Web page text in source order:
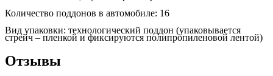
Количество поддонов в автомобиле: 16
Вид упаковки: технологический поддон (упаковывается
стрейч – пленкой и фиксируются полипропиленовой лентой)
Отзывы